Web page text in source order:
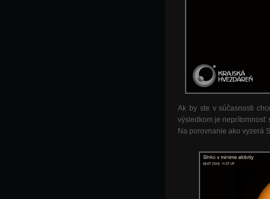
Ak by ste v súčasnosti
výsledkom je neprítomnosť
Na porovnanie ako vyzerá